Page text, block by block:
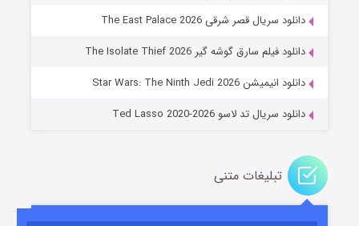
خاندان اژدها فصل ۳
قسمت۶ (زیرنویس) منتشر شد
دانلود سریال قصر شرقی The East Palace 2026
دانلود فیلم سارق گوشه گیر The Isolate Thief 2026
دانلود انیمیشن Star Wars: The Ninth Jedi 2026
دانلود سریال تد لاسو Ted Lasso 2020-2026
تبلیغات متنی